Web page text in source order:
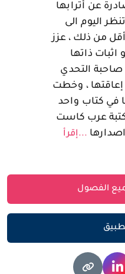
عن أترابها
اليوم الى
من ذلك ، عزز
ذاتها
صاحبة التحدي
، وخطت
في كتاب واحد
عرب كاست
...إقرأ
الفصول